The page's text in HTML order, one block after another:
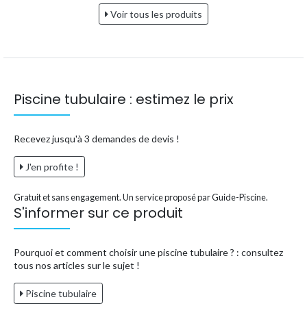
Voir tous les produits
Piscine tubulaire : estimez le prix
Recevez jusqu'à 3 demandes de devis !
J'en profite !
Gratuit et sans engagement. Un service proposé par Guide-Piscine.
S'informer sur ce produit
Pourquoi et comment choisir une piscine tubulaire ? : consultez
tous nos articles sur le sujet !
Piscine tubulaire